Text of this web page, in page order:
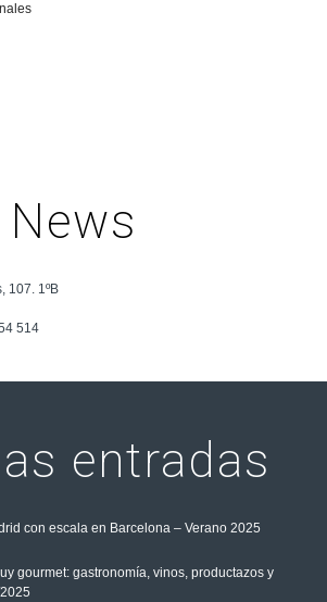
107. 1ºB
514
entradas
con escala en Barcelona – Verano 2025
gourmet: gastronomía, vinos, productazos y